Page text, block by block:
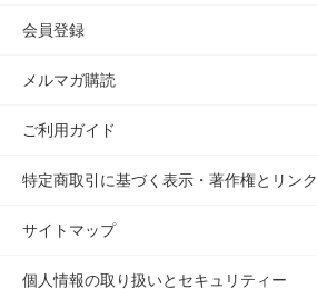
会員登録
メルマガ購読
ご利用ガイド
特定商取引に基づく表示・著作権とリンク
サイトマップ
個人情報の取り扱いとセキュリティー